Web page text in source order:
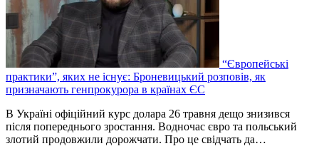
“Європейські
практики”, яких не існує: Броневицький розповів, як
призначають генпрокурора в країнах ЄС
В Україні офіційний курс долара 26 травня дещо знизився
після попереднього зростання. Водночас євро та польський
злотий продовжили дорожчати. Про це свідчать да…